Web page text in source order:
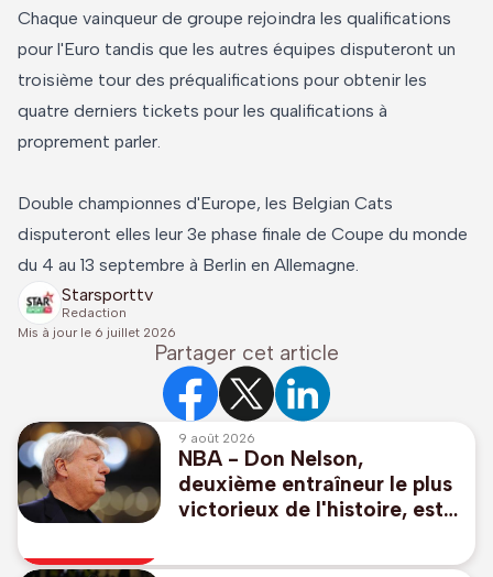
Chaque vainqueur de groupe rejoindra les qualifications
pour l'Euro tandis que les autres équipes disputeront un
troisième tour des préqualifications pour obtenir les
quatre derniers tickets pour les qualifications à
proprement parler.
Double championnes d'Europe, les Belgian Cats
disputeront elles leur 3e phase finale de Coupe du monde
du 4 au 13 septembre à Berlin en Allemagne.
Starsporttv
Redaction
Mis à jour le 6 juillet 2026
Partager cet article
9 août 2026
NBA - Don Nelson,
deuxième entraîneur le plus
victorieux de l'histoire, est